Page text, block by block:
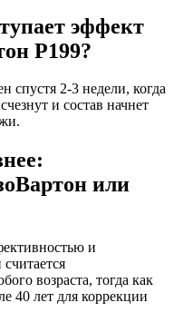
эффект
Р199?
спустя 2-3 недели, когда
и состав начнет
или
и
возраста, тогда как
40 лет для коррекции